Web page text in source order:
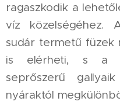
ragaszkodik a
víz közelségéhez.
sudár termetű füzek
is elérheti, s a
seprőszerű
nyáraktól